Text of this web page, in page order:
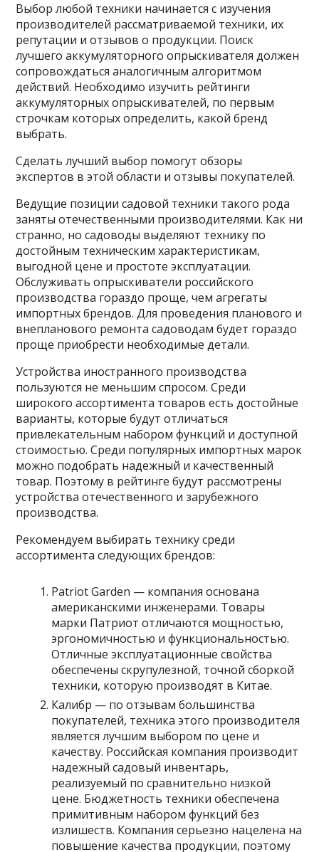
Выбор любой техники начинается с изучения
производителей рассматриваемой техники, их
репутации и отзывов о продукции. Поиск
лучшего аккумуляторного опрыскивателя должен
сопровождаться аналогичным алгоритмом
действий. Необходимо изучить рейтинги
аккумуляторных опрыскивателей, по первым
строчкам которых определить, какой бренд
выбрать.
Сделать лучший выбор помогут обзоры
экспертов в этой области и отзывы покупателей.
Ведущие позиции садовой техники такого рода
заняты отечественными производителями. Как ни
странно, но садоводы выделяют технику по
достойным техническим характеристикам,
выгодной цене и простоте эксплуатации.
Обслуживать опрыскиватели российского
производства гораздо проще, чем агрегаты
импортных брендов. Для проведения планового и
внепланового ремонта садоводам будет гораздо
проще приобрести необходимые детали.
Устройства иностранного производства
пользуются не меньшим спросом. Среди
широкого ассортимента товаров есть достойные
варианты, которые будут отличаться
привлекательным набором функций и доступной
стоимостью. Среди популярных импортных марок
можно подобрать надежный и качественный
товар. Поэтому в рейтинге будут рассмотрены
устройства отечественного и зарубежного
производства.
Рекомендуем выбирать технику среди
ассортимента следующих брендов:
Patriot Garden — компания основана
американскими инженерами. Товары
марки Патриот отличаются мощностью,
эргономичностью и функциональностью.
Отличные эксплуатационные свойства
обеспечены скрупулезной, точной сборкой
техники, которую производят в Китае.
Калибр — по отзывам большинства
покупателей, техника этого производителя
является лучшим выбором по цене и
качеству. Российская компания производит
надежный садовый инвентарь,
реализуемый по сравнительно низкой
цене. Бюджетность техники обеспечена
примитивным набором функций без
излишеств. Компания серьезно нацелена на
повышение качества продукции, поэтому